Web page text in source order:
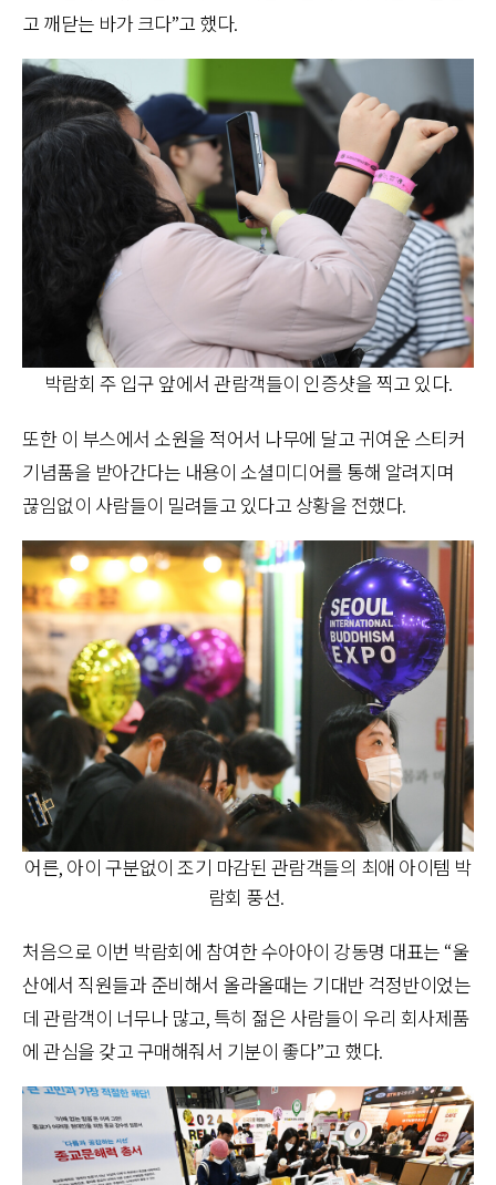
고 깨닫는 바가 크다”고 했다.
박람회 주 입구 앞에서 관람객들이 인증샷을 찍고 있다.
또한 이 부스에서 소원을 적어서 나무에 달고 귀여운 스티커
기념품을 받아간다는 내용이 소셜미디어를 통해 알려지며
끊임없이 사람들이 밀려들고 있다고 상황을 전했다.
어른, 아이 구분없이 조기 마감된 관람객들의 최애 아이템 박
람회 풍선.
처음으로 이번 박람회에 참여한 수아아이 강동명 대표는 “울
산에서 직원들과 준비해서 올라올때는 기대반 걱정반이었는
데 관람객이 너무나 많고, 특히 젊은 사람들이 우리 회사제품
에 관심을 갖고 구매해줘서 기분이 좋다”고 했다.